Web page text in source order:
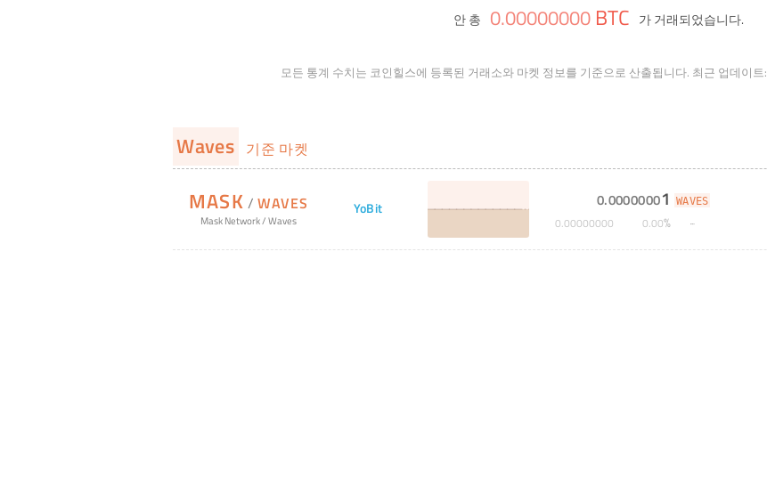
안 총 0.00000000 BTC 가 거래되었습니다.
모든 통계 수치는 코인힐스에 등록된 거래소와 마켓 정보를 기준으로 산출됩니다. 최근 업데이트:
Waves 기준 마켓
MASK / WAVES
Mask Network/Waves
YoBit 0.00000001 WAVES
0.00000000 0.00%